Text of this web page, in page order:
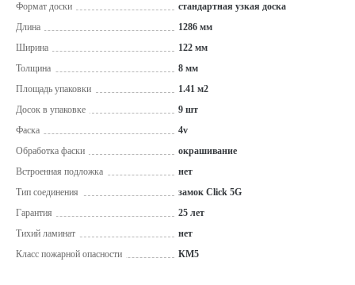
Формат доски
стандартная узкая доска
Длина
1286 мм
Ширина
122 мм
Толщина
8 мм
Площадь упаковки
1.41 м2
Досок в упаковке
9 шт
Фаска
4v
Обработка фаски
окрашивание
Встроенная подложка
нет
Тип соединения
замок Click 5G
Гарантия
25 лет
Тихий ламинат
нет
Класс пожарной опасности
КМ5